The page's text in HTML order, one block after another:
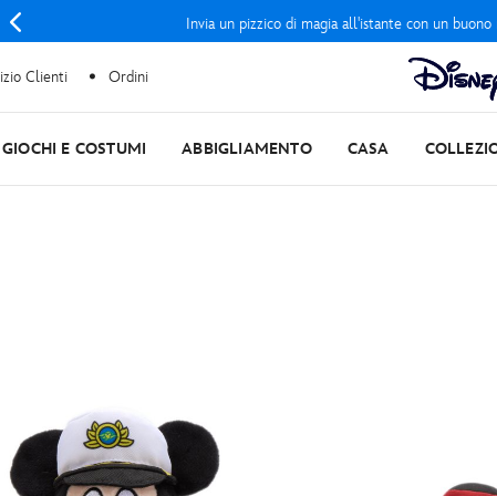
Invia un pizzico di magia all'istante con un
Clienti Ordini
GIOCHI E COSTUMI ABBIGLIAMENTO CASA